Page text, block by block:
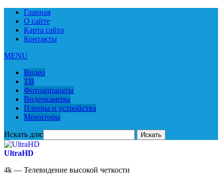
Главная
О сайте
Карта сайта
Контакты
MENU
Видео
ТВ
Фотоаппараты
Видеокамеры
Плееры и устройства
Мониторы
Искать для:
UltraHD
4k — Телевидение высокой четкости